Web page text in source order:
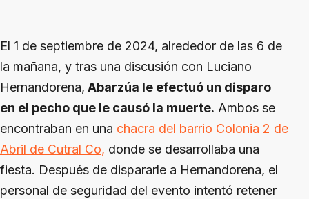
El 1 de septiembre de 2024, alrededor de las 6 de
la mañana, y tras una discusión con Luciano
Hernandorena, Abarzúa le efectuó un disparo
en el pecho que le causó la muerte. Ambos se
encontraban en una chacra del barrio Colonia 2 de
Abril de Cutral Co, donde se desarrollaba una
fiesta. Después de dispararle a Hernandorena, el
personal de seguridad del evento intentó retener